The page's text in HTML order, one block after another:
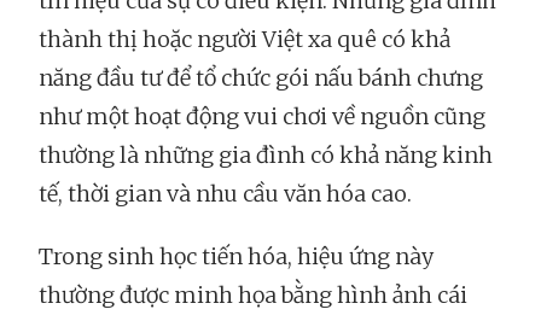
thành thị hoặc người Việt xa quê có khả
năng đầu tư để tổ chức gói nấu bánh chưng
như một hoạt động vui chơi về nguồn cũng
thường là những gia đình có khả năng kinh
tế, thời gian và nhu cầu văn hóa cao.
Trong sinh học tiến hóa, hiệu ứng này
thường được minh họa bằng hình ảnh cái